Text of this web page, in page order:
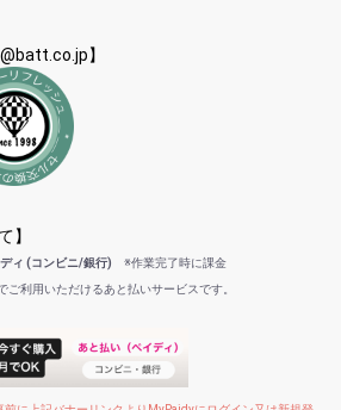
】
】
ィ (コンビニ/銀行) ※作業完了時に課金
ご利用いただけるあと払いサービスです。